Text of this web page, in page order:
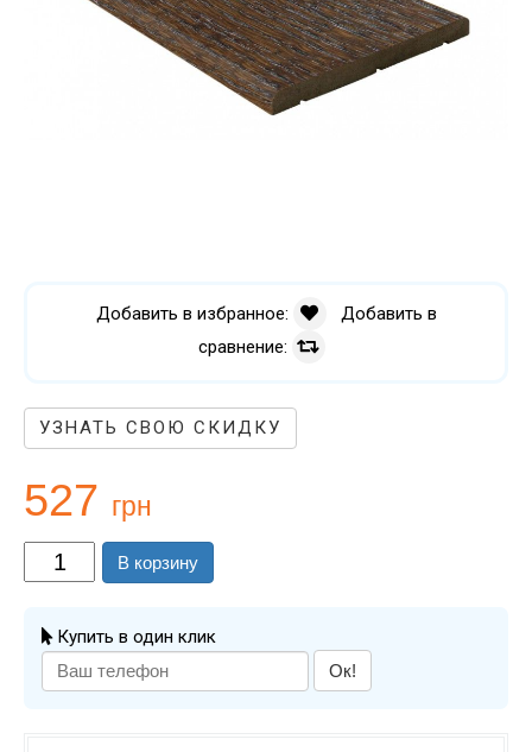
Добавить в избранное:
Добавить в
сравнение:
УЗНАТЬ СВОЮ СКИДКУ
527 грн
В корзину
Купить в один клик
Ок!